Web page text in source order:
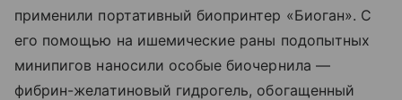
применили портативный биопринтер «Биоган». С
его помощью на ишемические раны подопытных
минипигов наносили особые биочернила —
фибрин-желатиновый гидрогель, обогащенный